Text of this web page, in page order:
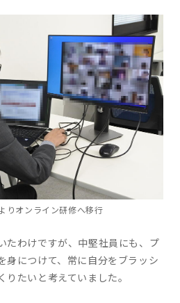
りオンライン研修へ移行
たわけですが、中堅社員にも、プ
身につけて、常に自分をブラッシ
りたいと考えていました。